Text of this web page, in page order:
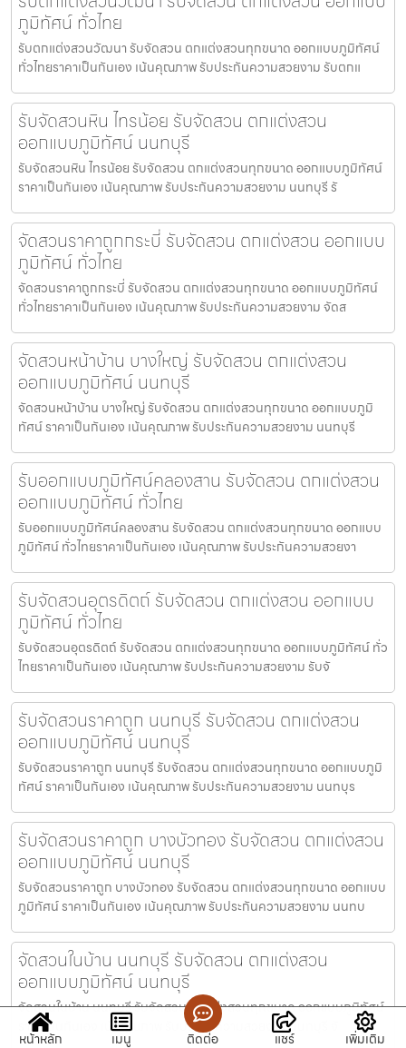
ภูมิทัศน์ ทั่วไทย
รับตกแต่งสวนวัฒนา รับจัดสวน ตกแต่งสวนทุกขนาด ออกแบบภูมิทัศน์
ทั่วไทยราคาเป็นกันเอง เน้นคุณภาพ รับประกันความสวยงาม รับตกแ
รับจัดสวนหิน ไทรน้อย รับจัดสวน ตกแต่งสวน
ออกแบบภูมิทัศน์ นนทบุรี
รับจัดสวนหิน ไทรน้อย รับจัดสวน ตกแต่งสวนทุกขนาด ออกแบบภูมิทัศน์
ราคาเป็นกันเอง เน้นคุณภาพ รับประกันความสวยงาม นนทบุรี รั
จัดสวนราคาถูกกระบี่ รับจัดสวน ตกแต่งสวน ออกแบบ
ภูมิทัศน์ ทั่วไทย
จัดสวนราคาถูกกระบี่ รับจัดสวน ตกแต่งสวนทุกขนาด ออกแบบภูมิทัศน์
ทั่วไทยราคาเป็นกันเอง เน้นคุณภาพ รับประกันความสวยงาม จัดส
จัดสวนหน้าบ้าน บางใหญ่ รับจัดสวน ตกแต่งสวน
ออกแบบภูมิทัศน์ นนทบุรี
จัดสวนหน้าบ้าน บางใหญ่ รับจัดสวน ตกแต่งสวนทุกขนาด ออกแบบภูมิ
ทัศน์ ราคาเป็นกันเอง เน้นคุณภาพ รับประกันความสวยงาม นนทบุรี
รับออกแบบภูมิทัศน์คลองสาน รับจัดสวน ตกแต่งสวน
ออกแบบภูมิทัศน์ ทั่วไทย
รับออกแบบภูมิทัศน์คลองสาน รับจัดสวน ตกแต่งสวนทุกขนาด ออกแบบ
ภูมิทัศน์ ทั่วไทยราคาเป็นกันเอง เน้นคุณภาพ รับประกันความสวยงา
รับจัดสวนอุตรดิตถ์ รับจัดสวน ตกแต่งสวน ออกแบบ
ภูมิทัศน์ ทั่วไทย
รับจัดสวนอุตรดิตถ์ รับจัดสวน ตกแต่งสวนทุกขนาด ออกแบบภูมิทัศน์ ทั่ว
ไทยราคาเป็นกันเอง เน้นคุณภาพ รับประกันความสวยงาม รับจั
รับจัดสวนราคาถูก นนทบุรี รับจัดสวน ตกแต่งสวน
ออกแบบภูมิทัศน์ นนทบุรี
รับจัดสวนราคาถูก นนทบุรี รับจัดสวน ตกแต่งสวนทุกขนาด ออกแบบภูมิ
ทัศน์ ราคาเป็นกันเอง เน้นคุณภาพ รับประกันความสวยงาม นนทบุร
รับจัดสวนราคาถูก บางบัวทอง รับจัดสวน ตกแต่งสวน
ออกแบบภูมิทัศน์ นนทบุรี
รับจัดสวนราคาถูก บางบัวทอง รับจัดสวน ตกแต่งสวนทุกขนาด ออกแบบ
ภูมิทัศน์ ราคาเป็นกันเอง เน้นคุณภาพ รับประกันความสวยงาม นนทบ
จัดสวนในบ้าน นนทบุรี รับจัดสวน ตกแต่งสวน
ออกแบบภูมิทัศน์ นนทบุรี
จัดสวนในบ้าน นนทบุรี รับจัดสวน ตกแต่งสวนทุกขนาด ออกแบบภูมิทัศน์
ราคาเป็นกันเอง เน้นคุณภาพ รับประกันความสวยงาม นนทบุรี จั
หน้าหลัก เมนู ติดต่อ แชร์ เพิ่มเติม